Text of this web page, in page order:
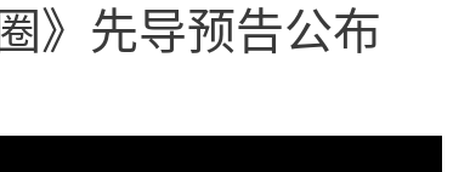
》先导预告公布